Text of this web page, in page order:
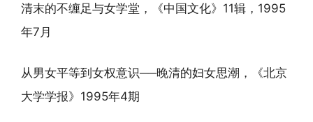
清末的不缠足与女学堂，《中国文化》11辑，1995
年7月
从男女平等到女权意识──晚清的妇女思潮，《北京
大学学报》1995年4期